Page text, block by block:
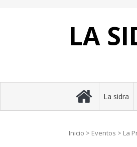
LA
La sidra
Inicio > Eventos > La